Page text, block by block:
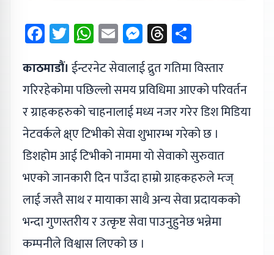
Facebook
Twitter
WhatsApp
EmailMessenger
Threads
काठमाडौं। ईन्टरनेट सेवालाई द्रुत गतिमा विस्तार
गरिरहेकोमा पछिल्लो समय प्रविधिमा आएको परिवर्तन
र ग्राहकहरुको चाहनालाई मध्य नजर गरेर डिश मिडिया
नेटवर्कले क्ष्ए टिभीको सेवा शुभारम्भ गरेको छ ।
डिशहोम आई टिभीको नाममा यो सेवाको सुरुवात
भएको जानकारी दिन पाउँदा हाम्रो ग्राहकहरुले म्त्ज्
लाई जस्तै साथ र मायाका साथै अन्य सेवा प्रदायकको
भन्दा गुणस्तरीय र उत्कृष्ट सेवा पाउनुहुनेछ भन्नेमा
कम्पनीले विश्वास लिएको छ ।